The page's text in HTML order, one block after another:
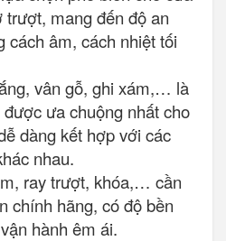
mang đến độ an
cách âm, cách nhiệt tối
vân gỗ, ghi xám,… là
ưa chuộng nhất cho
dàng kết hợp với các
nhau.
ray trượt, khóa,… cần
chính hãng, có độ bền
hành êm ái.